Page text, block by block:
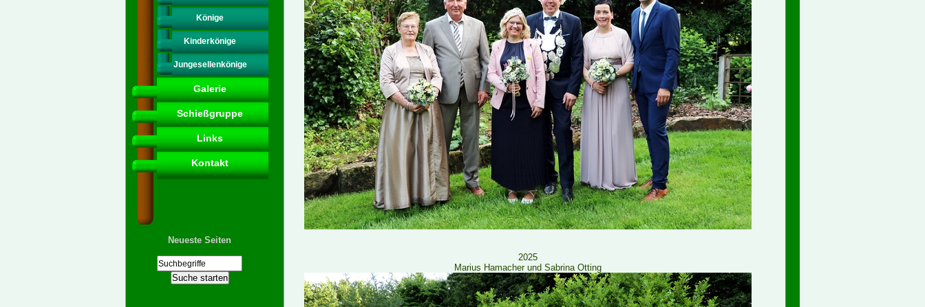
Könige
Kinderkönige
Jungesellenkönige
Galerie
Schießgruppe
Links
Kontakt
Neueste Seiten
2025
Marius Hamacher und Sabrina Otting